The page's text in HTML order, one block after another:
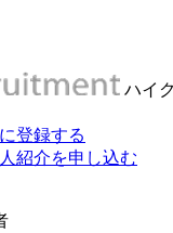
ハイ
登録する
紹介を申し込む